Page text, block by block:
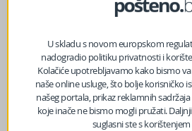
U skladu s novom europskom
nadogradio politiku privatnosti i
Kolačiće upotrebljavamo kako bismo
naše online usluge, što bolje korisničko
našeg portala, prikaz reklamnih
koje inače ne bismo mogli pružati.
suglasni ste s korištenjem